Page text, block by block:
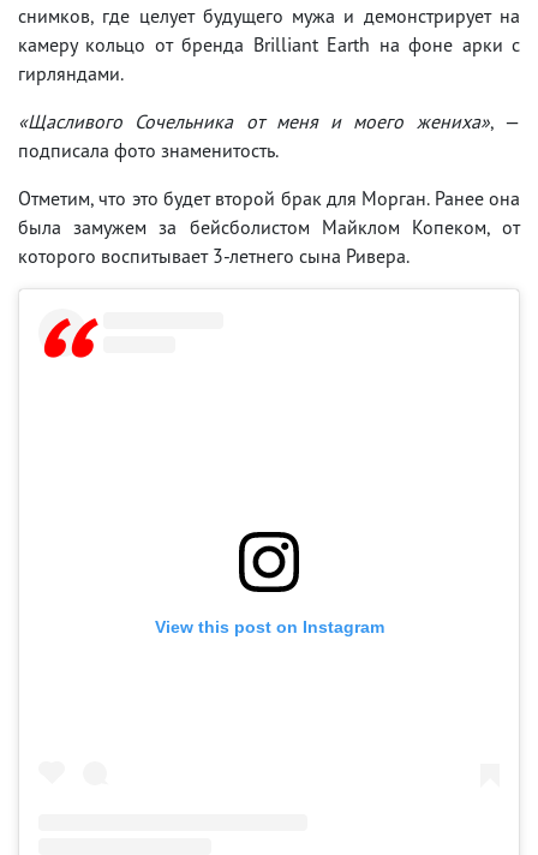
снимков, где целует будущего мужа и демонстрирует на
камеру кольцо от бренда Brilliant Earth на фоне арки с
гирляндами.
«Щасливого Сочельника от меня и моего жениха», —
подписала фото знаменитость.
Отметим, что это будет второй брак для Морган. Ранее она
была замужем за бейсболистом Майклом Копеком, от
которого воспитывает 3-летнего сына Ривера.
View this post on Instagram